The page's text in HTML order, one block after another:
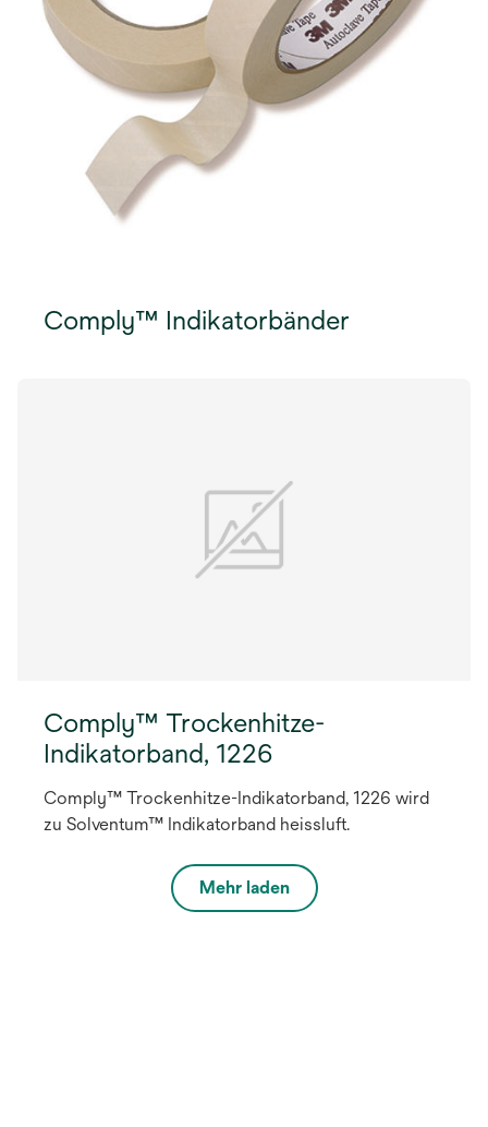
Comply™ Indikatorbänder
Comply™ Trockenhitze-
Indikatorband, 1226
Comply™ Trockenhitze-Indikatorband, 1226 wird
zu Solventum™ Indikatorband heissluft.
Mehr laden